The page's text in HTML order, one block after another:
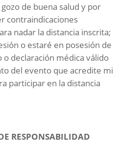
de buena salud y por
contraindicaciones
nadar la distancia inscrita;
o estaré en posesión de
o declaración médica válido
del evento que acredite mi
participar en la distancia
RESPONSABILIDAD